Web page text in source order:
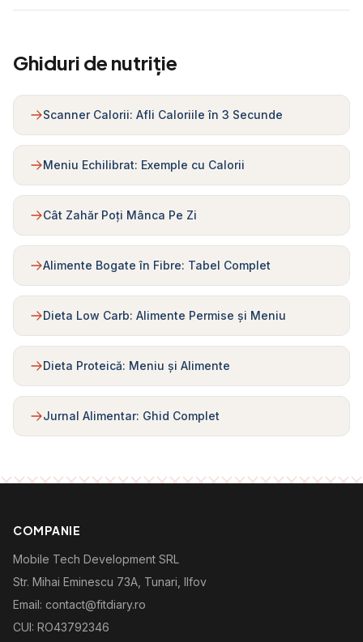
Ghiduri de nutriție
Scanner Calorii: Afli Caloriile în 3 Secunde
Meniu Echilibrat: Exemple cu Calorii
Cât Zahăr Poți Mânca Pe Zi
Alimente Bogate în Fibre: Tabel Complet
Dieta Low Carb: Alimente Permise și Meniu
Dieta Proteică: Meniu și Alimente
Jurnal Alimentar: Ghid Complet
COMPANIE
Mobile Tech Development SRL
Str. Mihai Eminescu 73A, Tunari, Ilfov
Email: contact@fitdiary.ro
CUI: RO43792346